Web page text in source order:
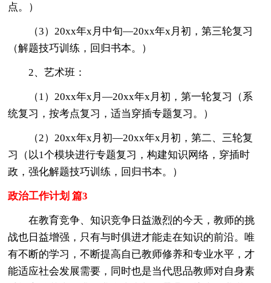
点。）
（3）20xx年x月中旬—20xx年x月初，第三轮复习
（解题技巧训练，回归书本。）
2、艺术班：
（1）20xx年x月—20xx年x月初，第一轮复习（系
统复习，按考点复习，适当穿插专题复习。）
（2）20xx年x月初—20xx年x月初，第二、三轮复
习（以1个模块进行专题复习，构建知识网络，穿插时
政，强化解题技巧训练，回归书本。）
政治工作计划 篇3
在教育竞争、知识竞争日益激烈的今天，教师的挑
战也日益增强，只有与时俱进才能走在知识的前沿。唯
有不断的学习，不断提高自已教师修养和专业水平，才
能适应社会发展需要，同时也是当代思品教师对自身素